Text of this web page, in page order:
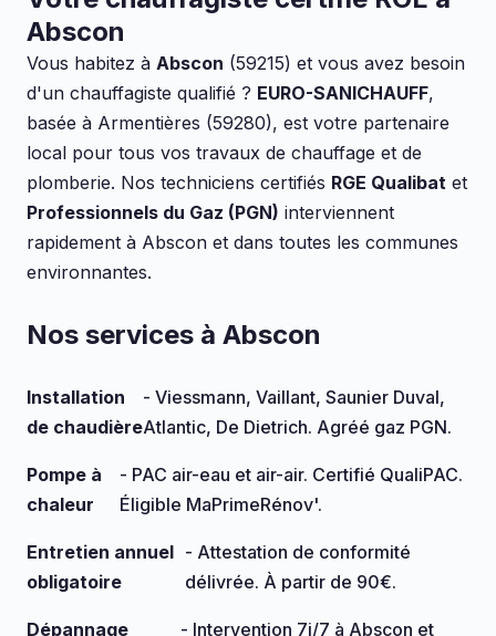
Abscon
Vous habitez à Abscon (59215) et vous avez besoin
d'un chauffagiste qualifié ? EURO-SANICHAUFF,
basée à Armentières (59280), est votre partenaire
local pour tous vos travaux de chauffage et de
plomberie. Nos techniciens certifiés RGE Qualibat et
Professionnels du Gaz (PGN) interviennent
rapidement à Abscon et dans toutes les communes
environnantes.
Nos services à Abscon
Installation
de chaudière
- Viessmann, Vaillant, Saunier Duval,
Atlantic, De Dietrich. Agréé gaz PGN.
Pompe à
chaleur
- PAC air-eau et air-air. Certifié QualiPAC.
Éligible MaPrimeRénov'.
Entretien annuel
obligatoire
- Attestation de conformité
délivrée. À partir de 90€.
Dépannage - Intervention 7j/7 à Abscon et